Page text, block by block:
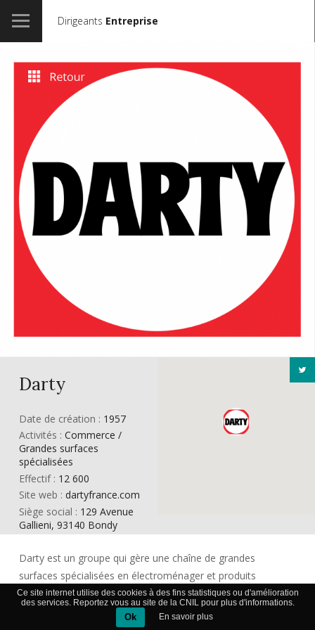
Dirigeants Entreprise
Darty
Date de création : 1957
Activités : Commerce /
Grandes surfaces
spécialisées
Effectif : 12 600
Site web : dartyfrance.com
Siège social : 129 Avenue
Gallieni, 93140 Bondy
Darty est un groupe qui gère une chaîne de grandes
surfaces spécialisées en électroménager et produits
informatiques et des sites de e-commerce. En tout, ce sont
400 magasins détenus par le groupe, dont 265 en France et
Ce site internet utilise des cookies à des fins statistiques ou d'amélioration
des services. Reportez vous au site de la CNIL pour plus d'informations.
Ok En savoir plus